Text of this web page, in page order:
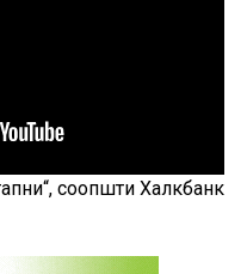
соопшти Халкбанк